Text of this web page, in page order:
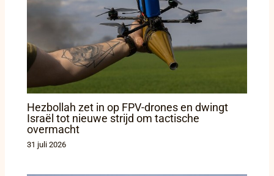
Hezbollah zet in op FPV-drones en dwingt
Israël tot nieuwe strijd om tactische
overmacht
31 juli 2026